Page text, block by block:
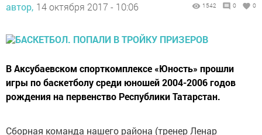
автор, 14 октября 2017 - 10:06 1542 0 0
В Аксубаевском спорткомплексе «Юность» прошли
игры по баскетболу среди юношей 2004-2006 годов
рождения на первенство Республики Татарстан.
Сборная команда нашего района (тренер Ленар